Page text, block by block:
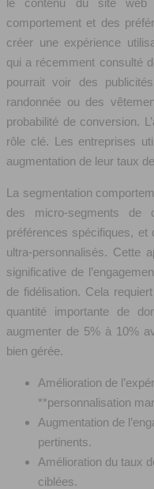
comportement et des
créer une expérience
qui a récemment consulté
pourrait voir des
randonnée ou des
probabilité de conversion.
rôle clé. Les entreprises
augmentation de leur taux
La segmentation
des micro-segments
préférences spécifiques,
ultra-personnalisés. Cette
significative de
de fidélisation. Cela
quantité importante de
augmenter de 5% à 10%
bien gérée.
Amélioration de
**personnalisation
Augmentation de
pertinents.
Amélioration du taux
ciblées.